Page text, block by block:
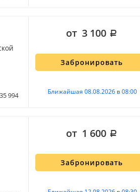
35 994
Забронировать
Ближайшая 08.08.2026 в 08:00
от 3 100
Забронировать
от 1 600